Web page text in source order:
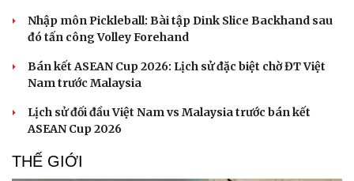
Nhập môn Pickleball: Bài tập Dink Slice Backhand sau
đó tấn công Volley Forehand
Bán kết ASEAN Cup 2026: Lịch sử đặc biệt chờ ĐT Việt
Nam trước Malaysia
Lịch sử đối đầu Việt Nam vs Malaysia trước bán kết
ASEAN Cup 2026
THẾ GIỚI